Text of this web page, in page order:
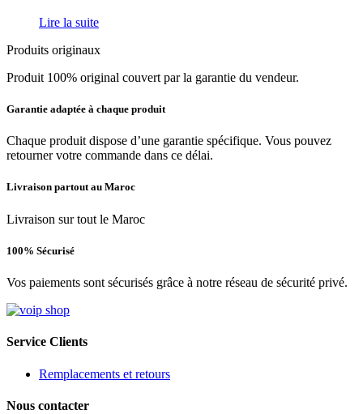
Lire la suite
Produits originaux
Produit 100% original couvert par la garantie du vendeur.
Garantie adaptée à chaque produit
Chaque produit dispose d’une garantie spécifique. Vous pouvez
retourner votre commande dans ce délai.
Livraison partout au Maroc
Livraison sur tout le Maroc
100% Sécurisé
Vos paiements sont sécurisés grâce à notre réseau de sécurité privé.
Service Clients
Remplacements et retours
Nous contacter